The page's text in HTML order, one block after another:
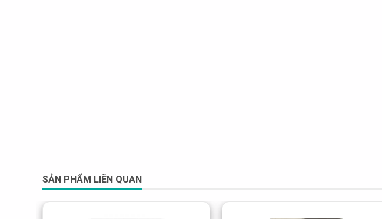
SẢN PHẨM LIÊN QUAN